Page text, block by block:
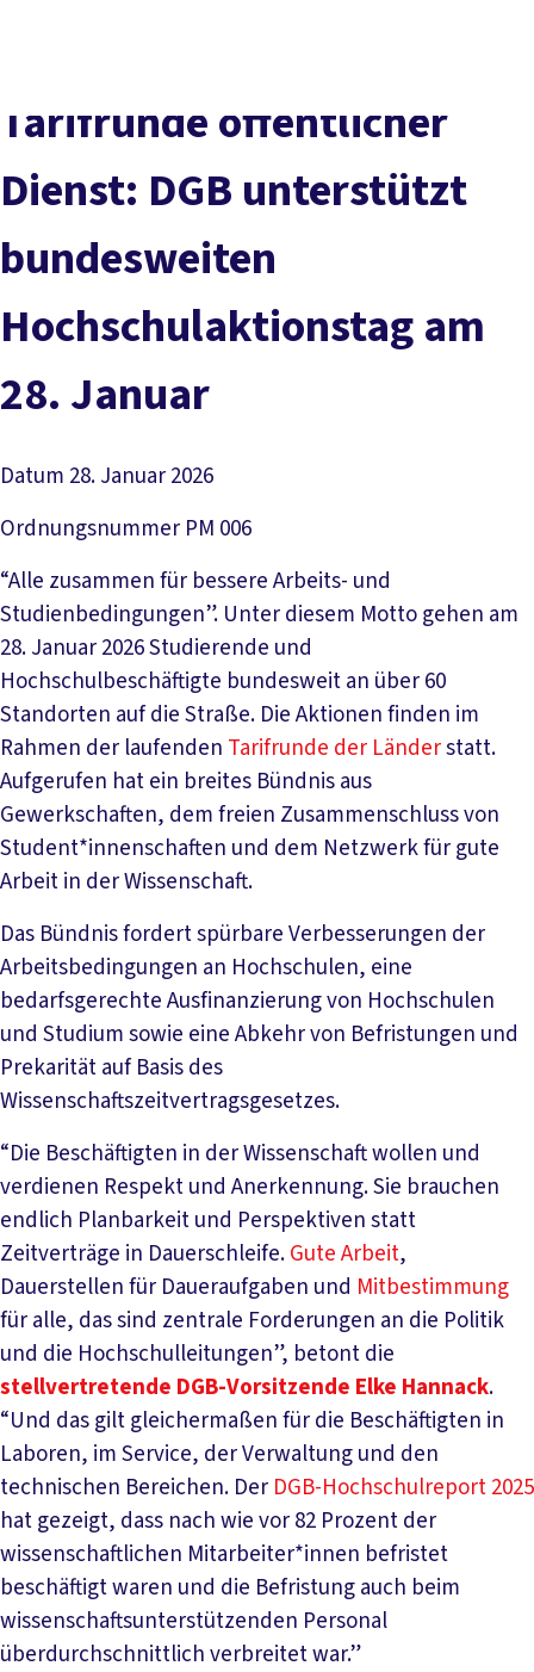
Service
Mitmachen
Tarifrunde öffentlicher
Dienst: DGB unterstützt
bundesweiten
Hochschulaktionstag am
28. Januar
Datum 28. Januar 2026
Ordnungsnummer PM 006
“Alle zusammen für bessere Arbeits- und
Studienbedingungen”. Unter diesem Motto gehen am
28. Januar 2026 Studierende und
Hochschulbeschäftigte bundesweit an über 60
Standorten auf die Straße. Die Aktionen finden im
Rahmen der laufenden Tarifrunde der Länderstatt.
Aufgerufen hat ein breites Bündnis aus
Gewerkschaften, dem freien Zusammenschluss von
Student*innenschaften und dem Netzwerk für gute
Arbeit in der Wissenschaft.
Das Bündnis fordert spürbare Verbesserungen der
Arbeitsbedingungen an Hochschulen, eine
bedarfsgerechte Ausfinanzierung von Hochschulen
und Studium sowie eine Abkehr von Befristungen und
Prekarität auf Basis des
Wissenschaftszeitvertragsgesetzes.
“Die Beschäftigten in der Wissenschaft wollen und
verdienen Respekt und Anerkennung. Sie brauchen
endlich Planbarkeit und Perspektiven statt
Zeitverträge in Dauerschleife.Gute Arbeit,
Dauerstellen für Daueraufgaben und Mitbestimmung
für alle, das sind zentrale Forderungen an die Politik
und die Hochschulleitungen”, betont die
stellvertretende DGB-Vorsitzende Elke Hannack.
“Und das gilt gleichermaßen für die Beschäftigten in
Laboren, im Service, der Verwaltung und den
technischen Bereichen. Der DGB-Hochschulreport 2025
hat gezeigt, dass nach wie vor 82 Prozent der
wissenschaftlichen Mitarbeiter*innen befristet
beschäftigt waren und die Befristung auch beim
wissenschaftsunterstützenden Personal
überdurchschnittlich verbreitet war.”